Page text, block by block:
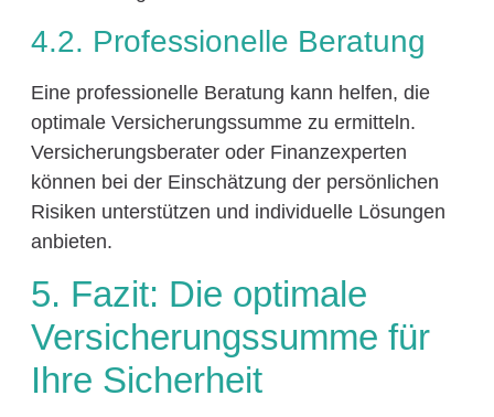
4.2. Professionelle Beratung
Eine professionelle Beratung kann helfen, die
optimale Versicherungssumme zu ermitteln.
Versicherungsberater oder Finanzexperten
können bei der Einschätzung der persönlichen
Risiken unterstützen und individuelle Lösungen
anbieten.
5. Fazit: Die optimale
Versicherungssumme für
Ihre Sicherheit